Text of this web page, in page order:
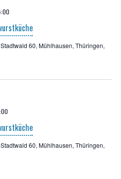
60, Mühlhausen, Thüringen,
60, Mühlhausen, Thüringen,